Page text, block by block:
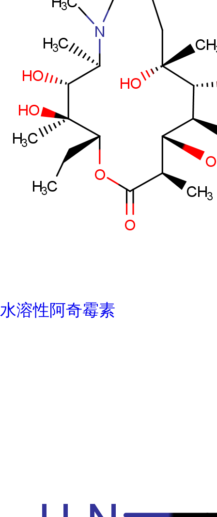
水溶性阿奇霉素